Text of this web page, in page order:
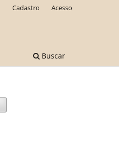
Buscar
Cadastro Acesso